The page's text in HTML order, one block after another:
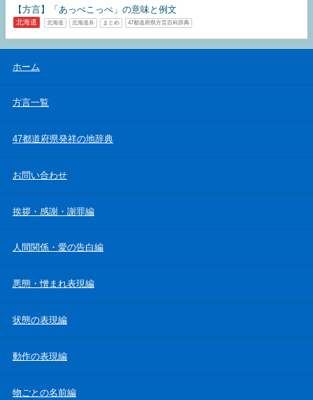
【方言】「あっぺこっぺ」の意味と例文
北海道 北海道 北海道弁 まとめ 47都道府県方言百科辞典
ホーム
方言一覧
47都道府県発祥の地辞典
お問い合わせ
挨拶・感謝・謝罪編
人間関係・愛の告白編
悪態・憎まれ表現編
状態の表現編
動作の表現編
物ごとの名前編